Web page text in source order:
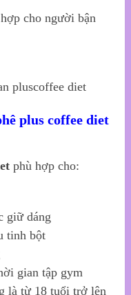
cho người bận
plus coffee diet
phù hợp cho:
giữ dáng
tinh bột
gian tập gym
là từ 18 tuổi trở lên